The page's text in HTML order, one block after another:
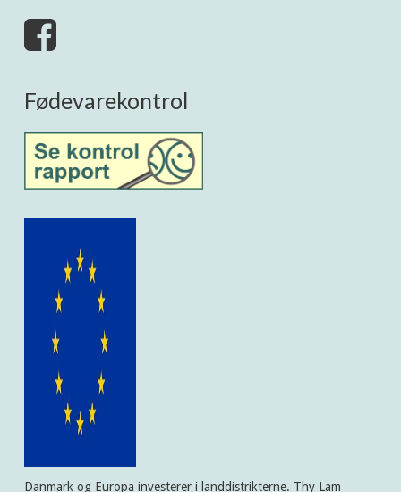
Fødevarekontrol
Danmark og Europa investerer i landdistrikterne. Thy Lam